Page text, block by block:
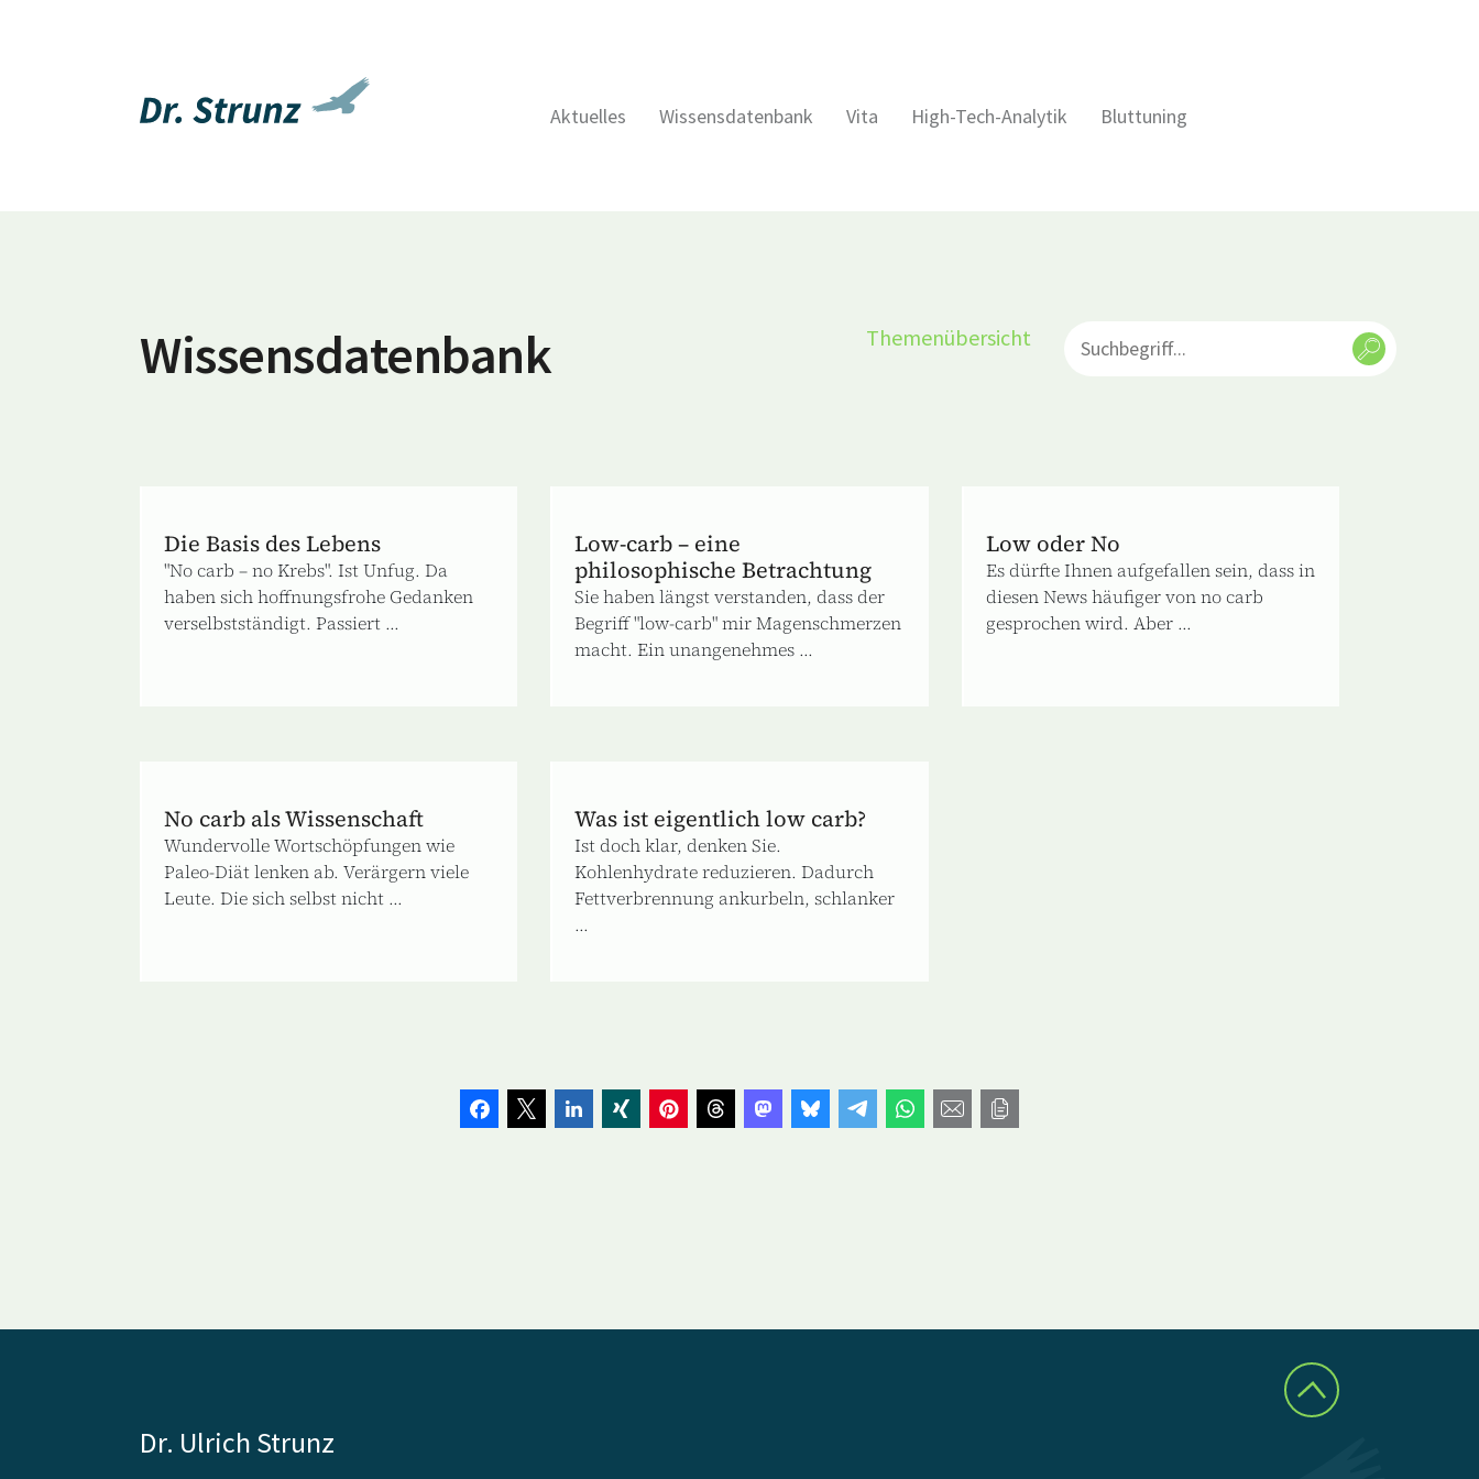
Aktuelles Wissensdatenbank Vita High-Tech-Analytik Bluttuning
Wissensdatenbank Themenübersicht
Die Basis des Lebens
"No carb – no Krebs". Ist Unfug. Da
haben sich hoffnungsfrohe Gedanken
verselbstständigt. Passiert ...
Low-carb – eine
philosophische Betrachtung
Sie haben längst verstanden, dass der
Begriff "low-carb" mir Magenschmerzen
macht. Ein unangenehmes ...
Low oder No
Es dürfte Ihnen aufgefallen sein, dass in
diesen News häufiger von no carb
gesprochen wird. Aber ...
No carb als Wissenschaft
Wundervolle Wortschöpfungen wie
Paleo-Diät lenken ab. Verärgern viele
Leute. Die sich selbst nicht ...
Was ist eigentlich low carb?
Ist doch klar, denken Sie.
Kohlenhydrate reduzieren. Dadurch
Fettverbrennung ankurbeln, schlanker
...
Dr. Ulrich Strunz